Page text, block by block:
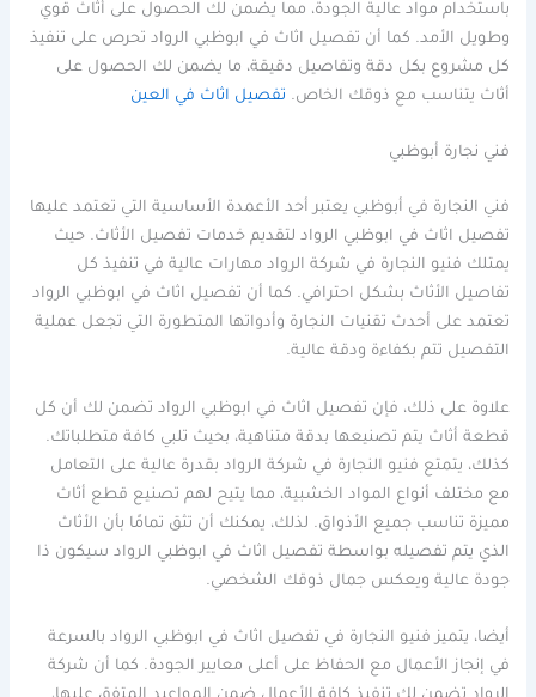
باستخدام مواد عالية الجودة، مما يضمن لك الحصول على أثاث قوي
وطويل الأمد. كما أن تفصيل اثاث في ابوظبي الرواد تحرص على تنفيذ
كل مشروع بكل دقة وتفاصيل دقيقة، ما يضمن لك الحصول على
أثاث يتناسب مع ذوقك الخاص. تفصيل اثاث في العين
فني نجارة أبوظبي
فني النجارة في أبوظبي يعتبر أحد الأعمدة الأساسية التي تعتمد عليها
تفصيل اثاث في ابوظبي الرواد لتقديم خدمات تفصيل الأثاث. حيث
يمتلك فنيو النجارة في شركة الرواد مهارات عالية في تنفيذ كل
تفاصيل الأثاث بشكل احترافي. كما أن تفصيل اثاث في ابوظبي الرواد
تعتمد على أحدث تقنيات النجارة وأدواتها المتطورة التي تجعل عملية
التفصيل تتم بكفاءة ودقة عالية.
علاوة على ذلك، فإن تفصيل اثاث في ابوظبي الرواد تضمن لك أن كل
قطعة أثاث يتم تصنيعها بدقة متناهية، بحيث تلبي كافة متطلباتك.
كذلك، يتمتع فنيو النجارة في شركة الرواد بقدرة عالية على التعامل
مع مختلف أنواع المواد الخشبية، مما يتيح لهم تصنيع قطع أثاث
مميزة تناسب جميع الأذواق. لذلك، يمكنك أن تثق تمامًا بأن الأثاث
الذي يتم تفصيله بواسطة تفصيل اثاث في ابوظبي الرواد سيكون ذا
جودة عالية ويعكس جمال ذوقك الشخصي.
أيضا، يتميز فنيو النجارة في تفصيل اثاث في ابوظبي الرواد بالسرعة
في إنجاز الأعمال مع الحفاظ على أعلى معايير الجودة. كما أن شركة